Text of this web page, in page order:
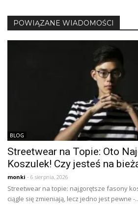
POWIĄZANE WIADOMOŚCI
BLOG
Streetwear na Topie: Oto
Koszulek! Czy jesteś na
monki - 6 sierpnia, 2026
Streetwear na topie: najgorętsze fasony
ciągle się zmieniają, lecz jedno jest pewne -